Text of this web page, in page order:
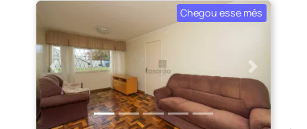
Chegou esse mês
Anterior Próximo